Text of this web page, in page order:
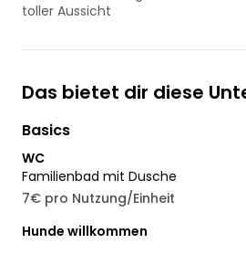
toller Aussicht
Das bietet dir diese
Basics
WC
Familienbad mit Dusche
7€ pro Nutzung/Einheit
Hunde willkommen